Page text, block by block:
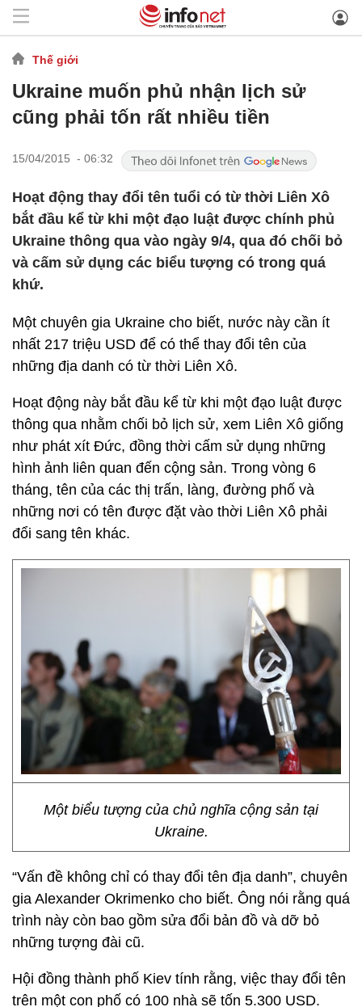
Thế giới
Ukraine muốn phủ nhận lịch sử
cũng phải tốn rất nhiều tiền
15/04/2015 - 06:32
Hoạt động thay đổi tên tuổi có từ thời Liên Xô
bắt đầu kể từ khi một đạo luật được chính phủ
Ukraine thông qua vào ngày 9/4, qua đó chối bỏ
và cấm sử dụng các biểu tượng có trong quá
khứ.
Một chuyên gia Ukraine cho biết, nước này cần ít
nhất 217 triệu USD để có thể thay đổi tên của
những địa danh có từ thời Liên Xô.
Hoạt động này bắt đầu kể từ khi một đạo luật được
thông qua nhằm chối bỏ lịch sử, xem Liên Xô giống
như phát xít Đức, đồng thời cấm sử dụng những
hình ảnh liên quan đến cộng sản. Trong vòng 6
tháng, tên của các thị trấn, làng, đường phố và
những nơi có tên được đặt vào thời Liên Xô phải
đổi sang tên khác.
Một biểu tượng của chủ nghĩa cộng sản tại
Ukraine.
“Vấn đề không chỉ có thay đổi tên địa danh”, chuyên
gia Alexander Okrimenko cho biết. Ông nói rằng quá
trình này còn bao gồm sửa đổi bản đồ và dỡ bỏ
những tượng đài cũ.
Hội đồng thành phố Kiev tính rằng, việc thay đổi tên
trên một con phố có 100 nhà sẽ tốn 5.300 USD.